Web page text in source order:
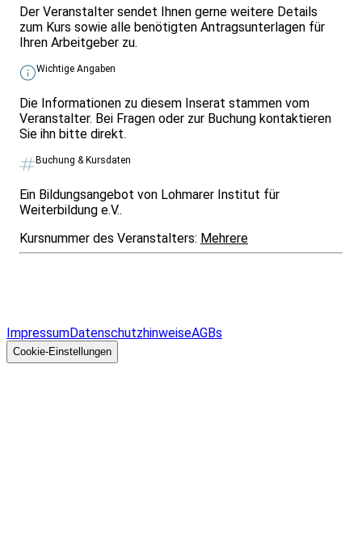
Der Veranstalter sendet Ihnen gerne weitere Details
zum Kurs sowie alle benötigten Antragsunterlagen für
Ihren Arbeitgeber zu.
Wichtige Angaben
Die Informationen zu diesem Inserat stammen vom
Veranstalter. Bei Fragen oder zur Buchung kontaktieren
Sie ihn bitte direkt.
Buchung & Kursdaten
Ein Bildungsangebot von Lohmarer Institut für
Weiterbildung e.V..
Kursnummer des Veranstalters: Mehrere
ImpressumDatenschutzhinweiseAGBs
Cookie-Einstellungen